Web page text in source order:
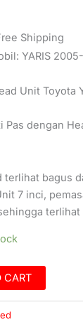
Shipping
YARIS
Unit Toyota
Pas dengan
terlihat bagus
7 inci,
CART